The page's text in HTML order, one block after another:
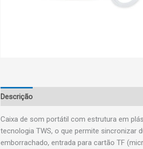
Descrição
Caixa de som portátil com estrutura em
tecnologia TWS, o que permite sincronizar
emborrachado, entrada para cartão TF